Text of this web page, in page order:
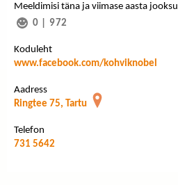
Meeldimisi täna ja viimase aasta jooksul
0
972
Koduleht
www.facebook.com/kohviknobel
Aadress
Ringtee 75, Tartu
Telefon
731 5642